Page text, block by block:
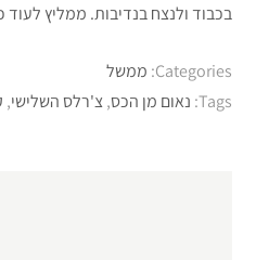
בכבוד ולנצח בנדיבות. ממליץ
Categories: ממשל
Tags: נאום מן הכס,צ'רלס השלישי,